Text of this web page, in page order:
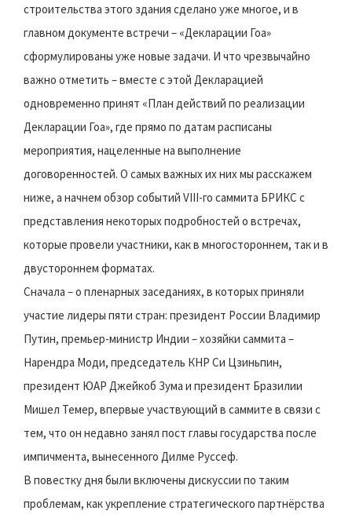
строительства этого здания сделано уже многое, и в
главном документе встречи – «Декларации Гоа»
сформулированы уже новые задачи. И что чрезвычайно
важно отметить – вместе с этой Декларацией
одновременно принят «План действий по реализации
Декларации Гоа», где прямо по датам расписаны
мероприятия, нацеленные на выполнение
договоренностей. О самых важных их них мы расскажем
ниже, а начнем обзор событий VIII-го саммита БРИКС с
представления некоторых подробностей о встречах,
которые провели участники, как в многостороннем, так и в
двустороннем форматах.
Сначала – о пленарных заседаниях, в которых приняли
участие лидеры пяти стран: президент России Владимир
Путин, премьер-министр Индии – хозяйки саммита –
Нарендра Моди, председатель КНР Си Цзиньпин,
президент ЮАР Джейкоб Зума и президент Бразилии
Мишел Темер, впервые участвующий в саммите в связи с
тем, что он недавно занял пост главы государства после
импичмента, вынесенного Дилме Руссеф.
В повестку дня были включены дискуссии по таким
проблемам, как укрепление стратегического партнёрства